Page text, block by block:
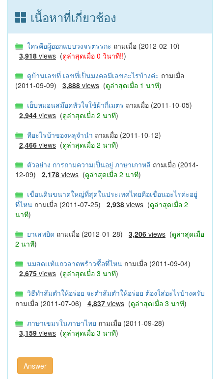
เนื้อหาที่เกี่ยวช้อง
ใครคือผู้ออกแบบวงจรตรรกะ ถามเมื่อ (2012-02-10)
3,918 views (ดูล่าสุดเมื่อ 0 วินาที!!)
ดูบ้านเลขที่ เลขที่เป็นมงคลมีเลขอะไรบ้างค่ะ ถามเมื่อ
(2011-09-09) 3,888 views (ดูล่าสุดเมื่อ 1 นาที)
เย็บหมอนสม๊อคหัวใจใช้ผ้ากี่เมตร ถามเมื่อ (2011-10-05)
2,944 views (ดูล่าสุดเมื่อ 2 นาที)
ทีอะไรบ้าของหลุจำนำ ถามเมื่อ (2011-10-12)
2,466 views (ดูล่าสุดเมื่อ 2 นาที)
ตัวอย่าง การถามความเป็นอยู่ ภาษาเกาหลี ถามเมื่อ (2014-
12-09) 2,178 views (ดูล่าสุดเมื่อ 2 นาที)
เขื่อนดินขนาดใหญ่ที่สุดในประเทศไทยคือเขื่อนอะไรค่ะอยู่
ที่ไหน ถามเมื่อ (2011-07-25) 2,938 views (ดูล่าสุดเมื่อ 2
นาที)
ยาเสพยิด ถามเมื่อ (2012-01-28) 3,206 views (ดูล่าสุดเมื่อ
2 นาที)
นมสดเเท้เเถวลาดพร้าวซื้อที่ไหน ถามเมื่อ (2011-09-04)
2,675 views (ดูล่าสุดเมื่อ 3 นาที)
วิธีทําส้มตําให้อร่อย จะตำส้มตำให้อร่อย ต้องใส่อะไรบ้างครับ
ถามเมื่อ (2011-07-06) 4,837 views (ดูล่าสุดเมื่อ 3 นาที)
ภาษาเขมรในภาษาไทย ถามเมื่อ (2011-09-28)
3,159 views (ดูล่าสุดเมื่อ 3 นาที)